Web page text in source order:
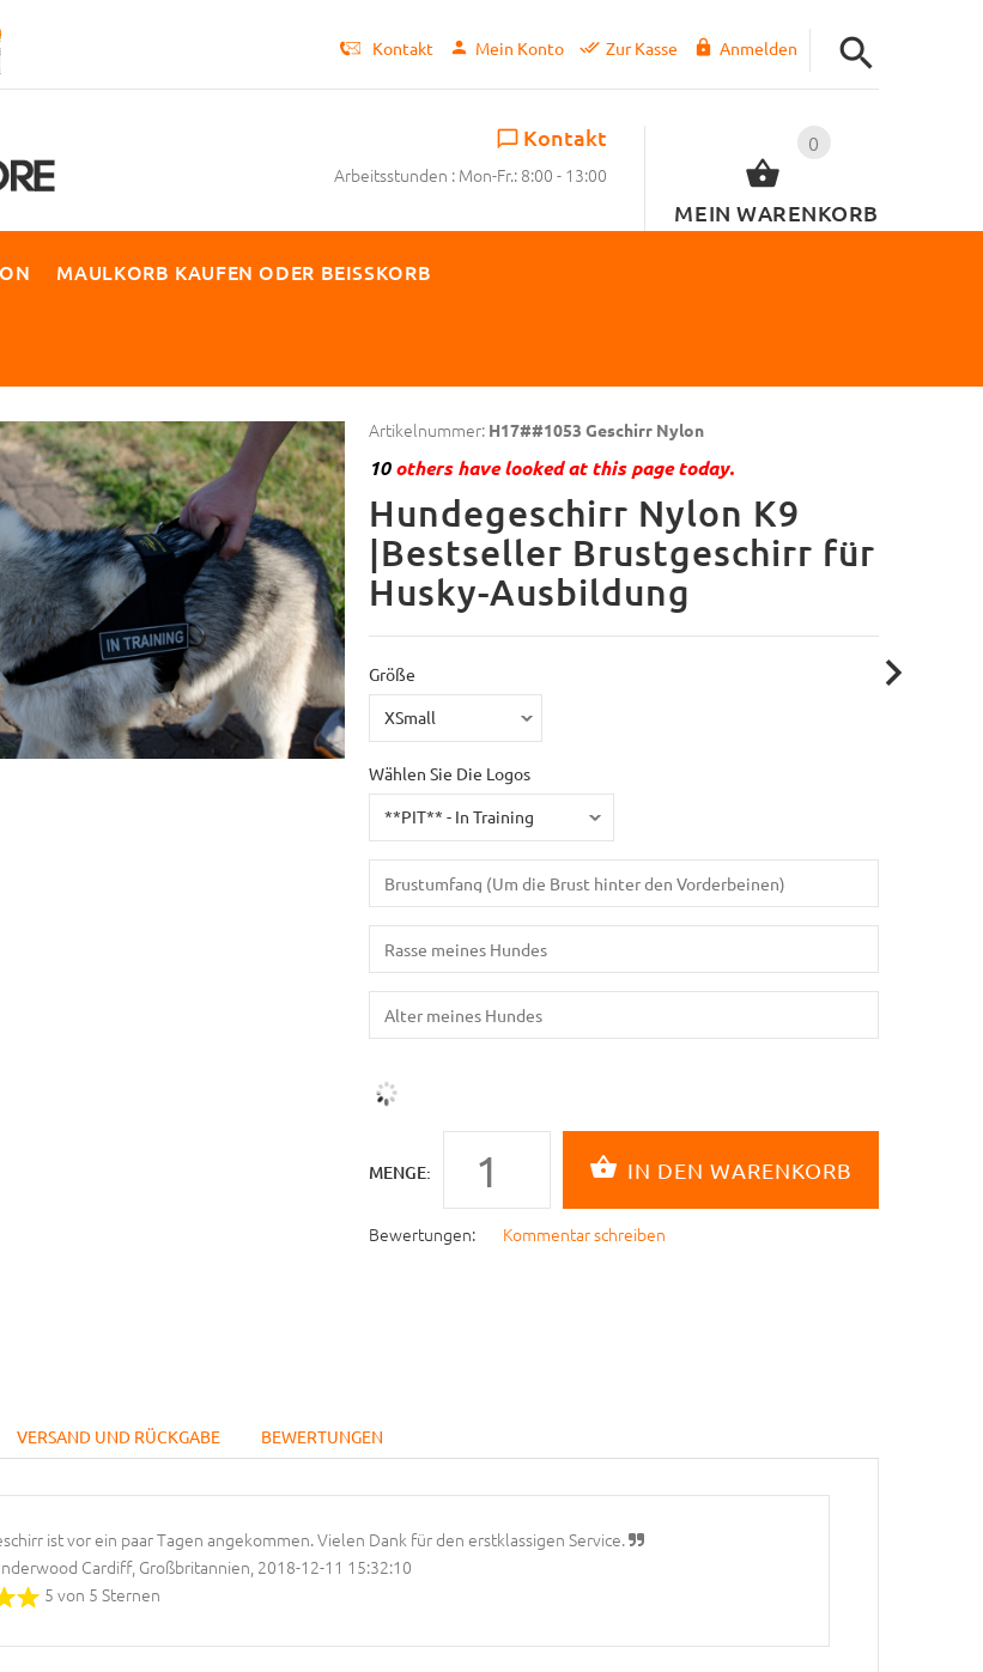
Kontakt Mein Konto Zur Kasse Anmelden
0
MEIN WARENKORB
Kontakt
Arbeitsstunden : Mon-Fr.: 8:00 - 13:00
MAULKORB KAUFEN ODER BEISSKORB
Artikelnummer: H17##1053 Geschirr Nylon
10others have looked at this page today.
Hundegeschirr Nylon K9
|Bestseller Brustgeschirr für
Husky-Ausbildung
Größe
Wählen Sie Die Logos
MENGE:
Bewertungen: Kommentar schreiben
VERSAND UND RÜCKGABE BEWERTUNGEN
ist vor ein paar Tagen angekommen. Vielen Dank für den erstklassigen Service.
Cardiff, Großbritannien, 2018-12-11 15:32:10
5 von 5 Sternen